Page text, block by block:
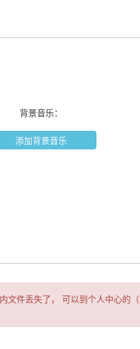
背景音乐：
添加背景音乐
文件丢失了， 可以到个人中心的（